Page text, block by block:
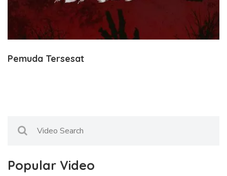
Pemuda Tersesat
Popular Video